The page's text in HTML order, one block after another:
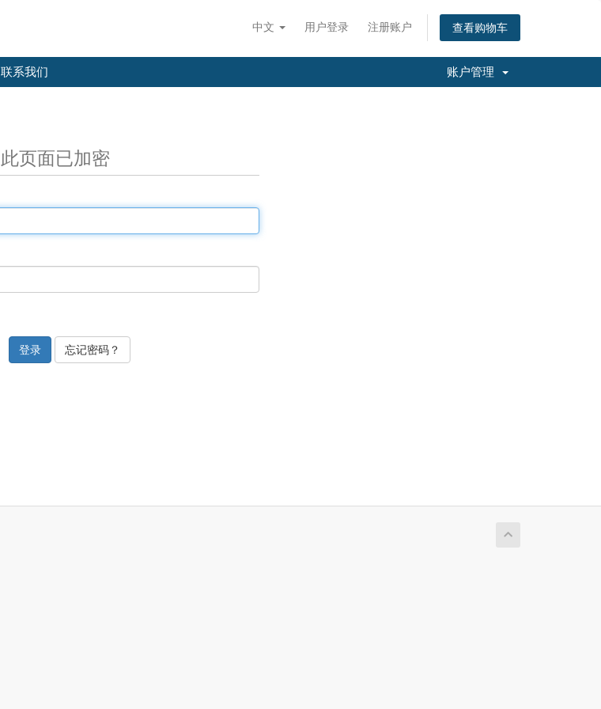
中文 用户登录 注册账户 查看购物车
联系我们 账户管理
此页面已加密
忘记密码？